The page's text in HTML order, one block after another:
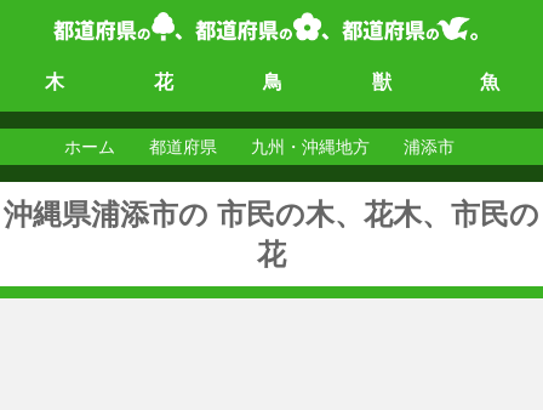
木 花 鳥 獣 魚
ホーム 都道府県 九州・沖縄地方 浦添市
沖縄県浦添市の 市民の木、花木、市民の
花